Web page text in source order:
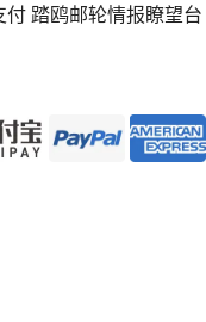
付 踏鸥邮轮情报瞭望台